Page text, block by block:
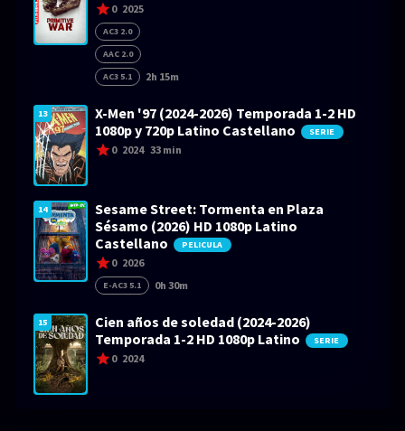
0 2025
AC3 2.0
AAC 2.0
AC3 5.1
2h 15m
13
X-Men '97 (2024-2026) Temporada 1-2 HD
1080p y 720p Latino Castellano
SERIE
0 2024 33 min
14
Sesame Street: Tormenta en Plaza
Sésamo (2026) HD 1080p Latino
Castellano
PELICULA
0 2026
E-AC3 5.1 0h 30m
15
Cien años de soledad (2024-2026)
Temporada 1-2 HD 1080p Latino
SERIE
0 2024